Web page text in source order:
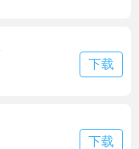
下载
下载